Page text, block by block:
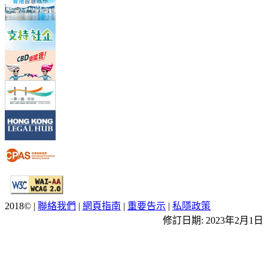
2018© | 聯絡我們 | 網頁指南 | 重要告示 | 私隱政策
修訂日期: 2023年2月1日